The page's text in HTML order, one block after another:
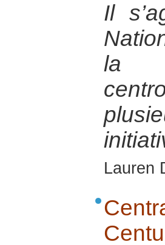
Il
la
Lauren